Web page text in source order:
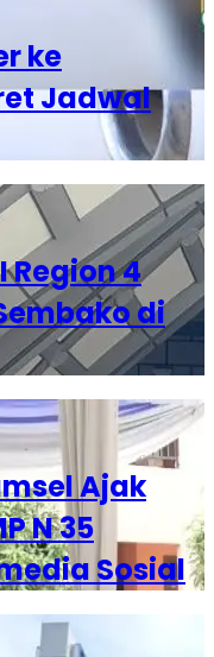
ke
Jadwal
Region 4
di
Ajak
N 35
Sosial